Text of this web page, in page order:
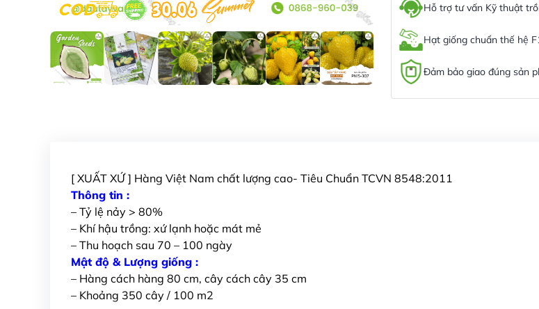
Hỗ trợ tư vấn Kỹ thuật
Hạt giống chuẩn thế hệ
Đảm bảo giao đúng sản
[ XUẤT XỨ ] Hàng Việt Nam chất lượng cao- Tiêu Chuẩn TCVN 8548:2011
Thông tin :
– Tỷ lệ nảy > 80%
– Khí hậu trồng: xứ lạnh hoặc mát mẻ
– Thu hoạch sau 70 – 100 ngày
Mật độ & Lượng giống :
– Hàng cách hàng 80 cm, cây cách cây 35 cm
– Khoảng 350 cây / 100 m2